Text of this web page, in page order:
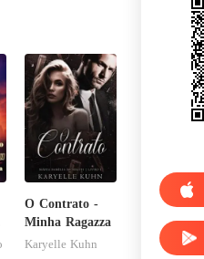
O Contrato -
Minha Ragazza
Karyelle Kuhn